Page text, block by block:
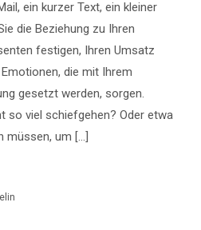
ein kurzer Text, ein kleiner
die Beziehung zu Ihren
festigen, Ihren Umsatz
die mit Ihrem
gesetzt werden, sorgen.
so viel schiefgehen? Oder etwa
müssen, um […]